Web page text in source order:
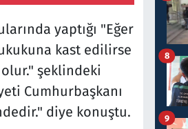
yaptığı "Eğer
kast edilirse
şeklindeki
Cumhurbaşkanı
diye konuştu.
8
9